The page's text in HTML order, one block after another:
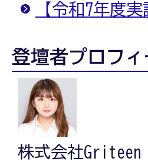
【令和7年度
登壇者プロフィ
株式会社Griteen